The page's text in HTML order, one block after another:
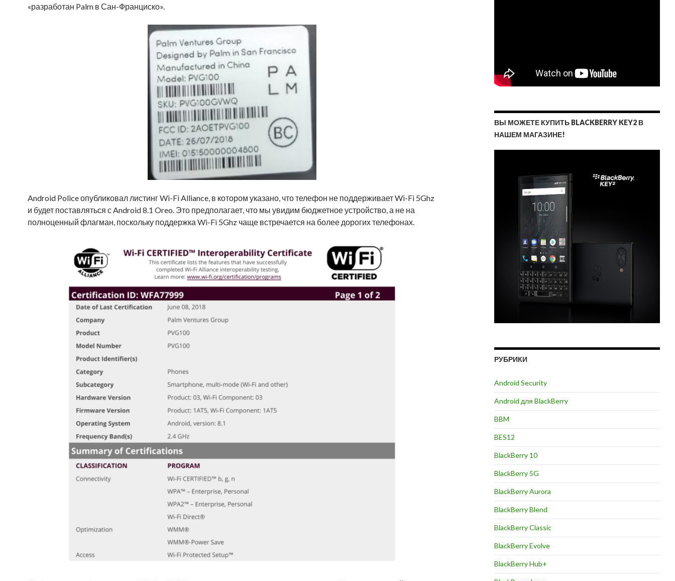
«разработан Palm в Сан-Франциско».
Android Police опубликовал листинг Wi-Fi Alliance, в котором указано, что телефон не поддерживает Wi-Fi 5Ghz
и будет поставляться с Android 8.1 Oreo. Это предполагает, что мы увидим бюджетное устройство, а не на
полноценный флагман, поскольку поддержка Wi-Fi 5Ghz чаще встречается на более дорогих телефонах.
ВЫ МОЖЕТЕ КУПИТЬ BLACKBERRY KEY2 В
НАШЕМ МАГАЗИНЕ!
РУБРИКИ
Android Security
Android для BlackBerry
BBM
BES12
BlackBerry 10
BlackBerry 5G
BlackBerry Aurora
BlackBerry Blend
BlackBerry Classic
BlackBerry Evolve
BlackBerry Hub+